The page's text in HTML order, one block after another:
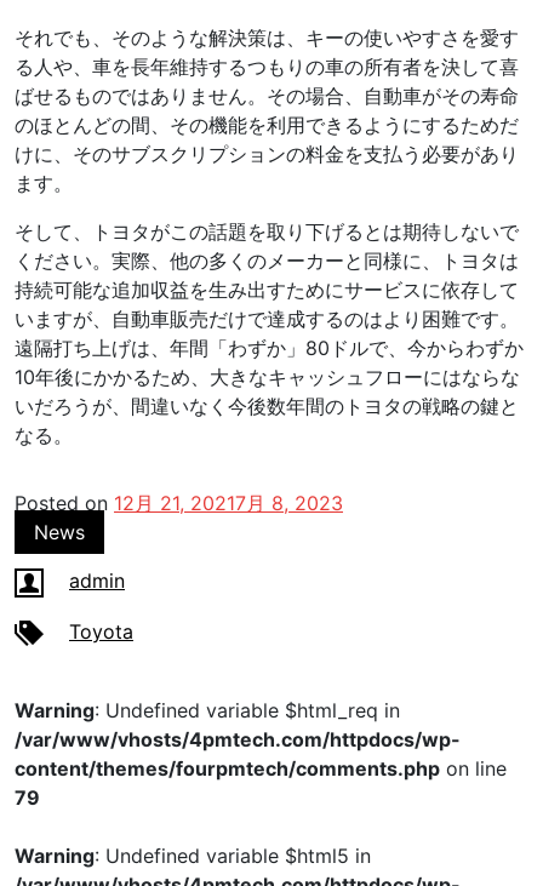
それでも、そのような解決策は、キーの使いやすさを愛す
る人や、車を長年維持するつもりの車の所有者を決して喜
ばせるものではありません。その場合、自動車がその寿命
のほとんどの間、その機能を利用できるようにするためだ
けに、そのサブスクリプションの料金を支払う必要があり
ます。
そして、トヨタがこの話題を取り下げるとは期待しないで
ください。実際、他の多くのメーカーと同様に、トヨタは
持続可能な追加収益を生み出すためにサービスに依存して
いますが、自動車販売だけで達成するのはより困難です。
遠隔打ち上げは、年間「わずか」80ドルで、今からわずか
10年後にかかるため、大きなキャッシュフローにはならな
いだろうが、間違いなく今後数年間のトヨタの戦略の鍵と
なる。
Posted on 12月 21, 20217月 8, 2023
News
admin
Toyota
Warning: Undefined variable $html_req in
/var/www/vhosts/4pmtech.com/httpdocs/wp-
content/themes/fourpmtech/comments.php on line
79
Warning: Undefined variable $html5 in